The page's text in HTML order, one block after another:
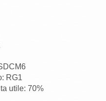
RG1
utile: 70%